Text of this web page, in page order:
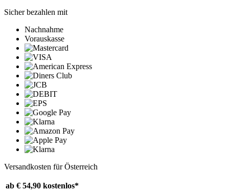
Sicher bezahlen mit
Nachnahme
Vorauskasse
Versandkosten für Österreich
ab € 54,90 kostenlos*